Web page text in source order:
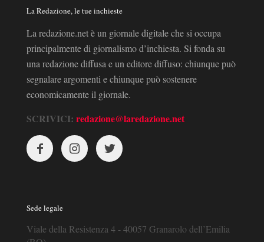
La Redazione, le tue inchieste
La redazione.net è un giornale digitale che si occupa
principalmente di giornalismo d’inchiesta. Si fonda su
una redazione diffusa e un editore diffuso: chiunque può
segnalare argomenti e chiunque può sostenere
economicamente il giornale.
SCRIVICI: redazione@laredazione.net
Sede legale
Viale della Resistenza 4 - 40057 Granarolo dell’Emilia